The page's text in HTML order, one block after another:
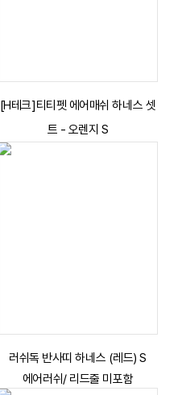
[H테크]티티펫 에어매쉬 하네스 셋
트 - 오렌지 S
러쉬독 반사띠 하네스 (레드) S
에어러쉬/ 리드줄 미포함